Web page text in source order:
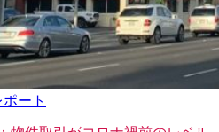
ート